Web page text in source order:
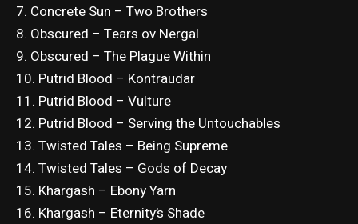
7. Concrete Sun – Two Brothers
8. Obscured – Tears ov Nergal
9. Obscured – The Plague Within
10. Putrid Blood – Kontraudar
11. Putrid Blood – Vulture
12. Putrid Blood – Serving the Untouchables
13. Twisted Tales – Being Supreme
14. Twisted Tales – Gods of Decay
15. Khargash – Ebony Yarn
16. Khargash – Eternity’s Shade